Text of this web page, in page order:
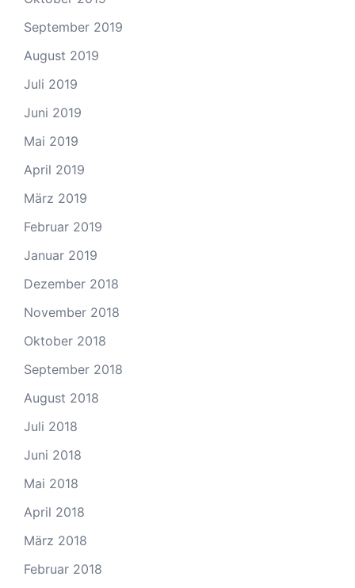
September 2019
August 2019
Juli 2019
Juni 2019
Mai 2019
April 2019
März 2019
Februar 2019
Januar 2019
Dezember 2018
November 2018
Oktober 2018
September 2018
August 2018
Juli 2018
Juni 2018
Mai 2018
April 2018
März 2018
Februar 2018